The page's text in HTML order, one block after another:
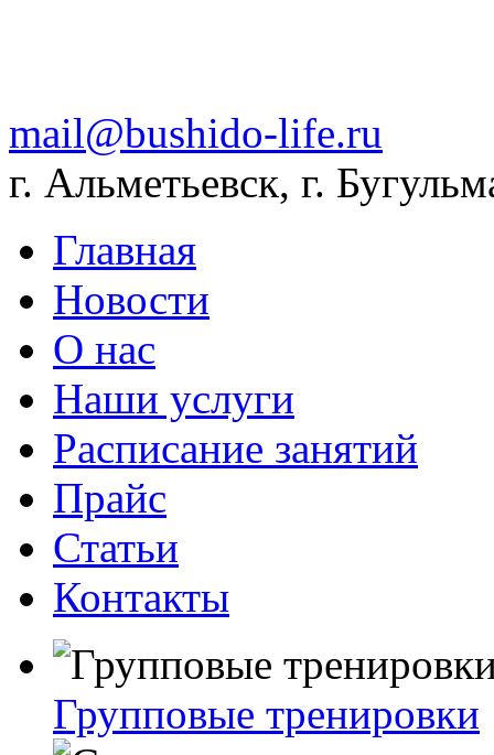
mail@bushido-life.ru
г. Альметьевск, г.
Главная
Новости
О нас
Наши услуги
Расписание занятий
Прайс
Статьи
Контакты
Групповые тренировки